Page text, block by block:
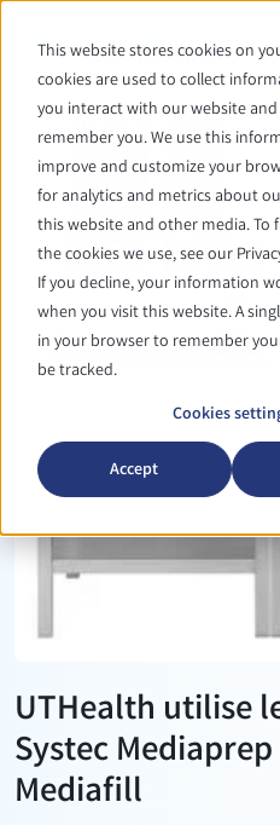
This website stores cookies on
cookies are used to collect
you interact with our website
remember you. We use this
improve and customize your
for analytics and metrics about
this website and other media.
the cookies we use, see our
If you decline, your information
when you visit this website. A
in your browser to remember
be tracked.
Cookies
Accept
UTHealth utilise
Systec
Mediafill